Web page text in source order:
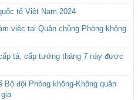
tế Việt Nam 2024
việc tại Quân chủng Phòng không
tá, cấp tướng tháng 7 này được
đội Phòng không-Không quân